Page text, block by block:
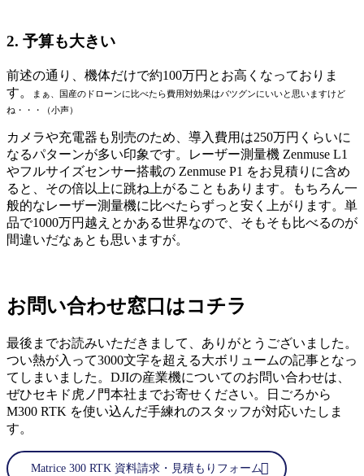
2. 予算も大きい
前述の通り、機体だけで約100万円とお高くなっておりま
す。
まぁ、国産のドローンに比べたら費用対効果はバツグンにいいと思いますけど
ね・・・（小声）
カメラや充電器も別売のため、導入費用は250万円くらいに
なるパターンが多い印象です。レーザー測量機 Zenmuse L1
やフルサイズセンサー搭載の Zenmuse P1 をお見積りに含め
ると、その倍以上に跳ね上がることもあります。もちろん一
般的なレーザー測量機に比べたらずっと安く上がります。単
品で1000万円越えとかある世界なので、そもそも比べるのが
間違いだなぁとも思いますが。
お問い合わせ窓口はコチラ
最後までお読みいただきまして、ありがとうございました。
つい熱が入って3000文字を超える大ボリュームの記事となっ
てしまいました。DJIの産業機についてのお問い合わせは、
ぜひセキド虎ノ門本社までお寄せください。日ごろから
M300 RTK を使い込んだ手練れのスタッフが対応いたしま
す。
Matrice 300 RTK 資料請求・見積もりフォーム